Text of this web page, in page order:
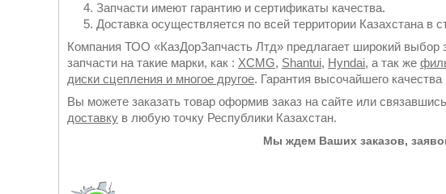
Запчасти имеют гарантию и сертификаты качества.
Доставка осуществляется по всей территории Казахстана в
Компания ТОО «КазДорЗапчасть Лтд» предлагает широкий выбор
запчасти на такие марки, как : XCMG, Shantui, Hyndai, а так же
диски сцепления и многое другое. Гарантия высочайшего
Вы можете заказать товар оформив заказ на сайте или
доставку в любую точку Республики Казахстан.
Мы ждем Ваших заказов,